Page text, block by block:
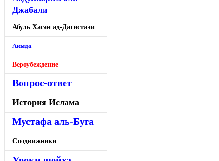
Джабали
Абуль Хасан ад-Дагистани
Акыда
Вероубеждение
Вопрос-ответ
История Ислама
Мустафа аль-Буга
Сподвижники